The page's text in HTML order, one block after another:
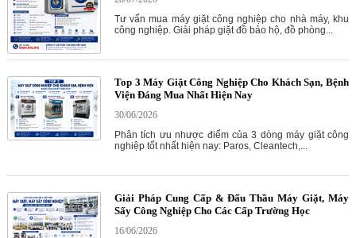
Tư vấn mua máy giặt công nghiệp cho nhà máy, khu
công nghiệp. Giải pháp giặt đồ bảo hộ, đồ phòng...
Top 3 Máy Giặt Công Nghiệp Cho Khách Sạn, Bệnh
Viện Đáng Mua Nhất Hiện Nay
30/06/2026
Phân tích ưu nhược điểm của 3 dòng máy giặt công
nghiệp tốt nhất hiện nay: Paros, Cleantech,...
Giải Pháp Cung Cấp & Đấu Thầu Máy Giặt, Máy
Sấy Công Nghiệp Cho Các Cấp Trường Học
16/06/2026